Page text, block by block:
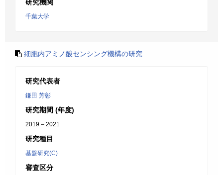
研究機関
千葉大学
細胞内アミノ酸センシング機構の研究
研究代表者
鎌田 芳彰
研究期間 (年度)
2019 – 2021
研究種目
基盤研究(C)
審査区分